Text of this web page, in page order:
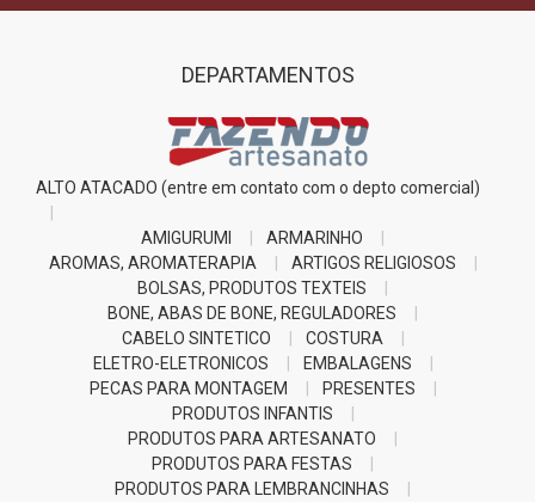
DEPARTAMENTOS
ALTO ATACADO (entre em contato com o depto comercial)
AMIGURUMI
ARMARINHO
AROMAS, AROMATERAPIA
ARTIGOS RELIGIOSOS
BOLSAS, PRODUTOS TEXTEIS
BONE, ABAS DE BONE, REGULADORES
CABELO SINTETICO
COSTURA
ELETRO-ELETRONICOS
EMBALAGENS
PECAS PARA MONTAGEM
PRESENTES
PRODUTOS INFANTIS
PRODUTOS PARA ARTESANATO
PRODUTOS PARA FESTAS
PRODUTOS PARA LEMBRANCINHAS